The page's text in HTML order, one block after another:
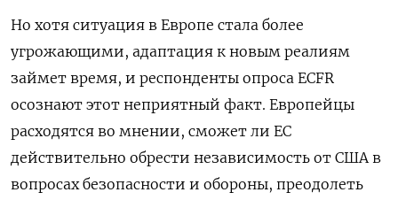
Но хотя ситуация в Европе стала более
угрожающими, адаптация к новым реалиям
займет время, и респонденты опроса ECFR
осознают этот неприятный факт. Европейцы
расходятся во мнении, сможет ли ЕС
действительно обрести независимость от США в
вопросах безопасности и обороны, преодолеть